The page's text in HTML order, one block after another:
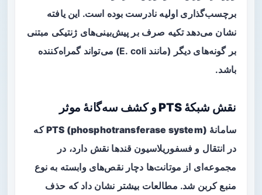
برچسب‌گذاری اولیه نادرست بوده است. این یافته
نشان می‌دهد تکیه صرف بر پیش‌بینی‌های ژنتیکی مبتنی
بر گونه‌های دیگر (مانند E. coli) می‌تواند گمراه‌کننده
باشد.
نقش شبکهٔ PTS و کشف سه‌گانهٔ موثر
سامانهٔ PTS (phosphotransferase system)که
در انتقال و فسفوریلاسیون قندها نقش دارد، در
مجموعه‌ای از موتانت‌ها دچار نقص‌های وابسته به نوع
منبع کربن شد. مطالعات بیشتر نشان داد که حذف